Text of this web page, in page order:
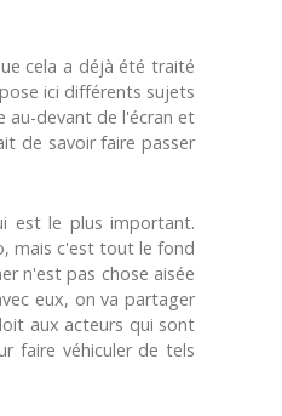
cela a déjà été traité
ici différents sujets
au-devant de l'écran et
de savoir faire passer
est le plus important.
mais c'est tout le fond
n'est pas chose aisée
eux, on va partager
aux acteurs qui sont
faire véhiculer de tels